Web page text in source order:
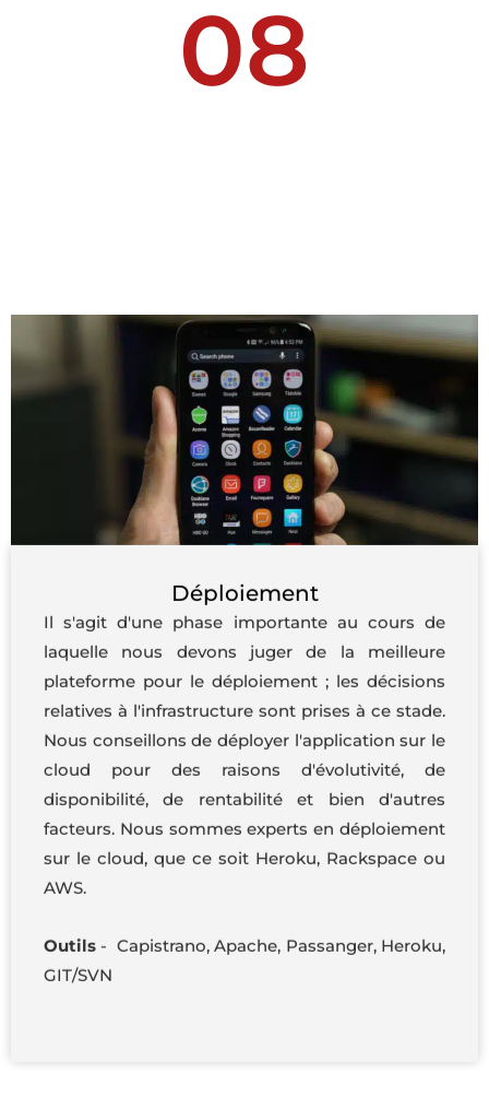
08
Déploiement
Il s'agit d'une phase importante au cours de
laquelle nous devons juger de la meilleure
plateforme pour le déploiement ; les décisions
relatives à l'infrastructure sont prises à ce stade.
Nous conseillons de déployer l'application sur le
cloud pour des raisons d'évolutivité, de
disponibilité, de rentabilité et bien d'autres
facteurs. Nous sommes experts en déploiement
sur le cloud, que ce soit Heroku, Rackspace ou
AWS.
Outils
Capistrano, Apache, Passanger, Heroku,
GIT/SVN